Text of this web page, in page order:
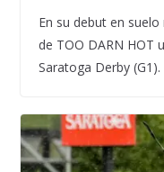
En su debut en
de TOO DARN HOT
Saratoga Derby (G1).